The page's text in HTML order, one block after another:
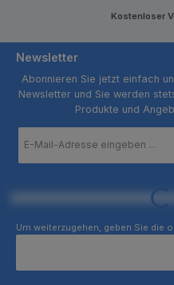
Kostenloser
Newsletter
Abonnieren Sie jetzt einfach
Newsletter und Sie werden
Produkte und
Mail-
Loading...
Um weiterzugehen, geben Sie die